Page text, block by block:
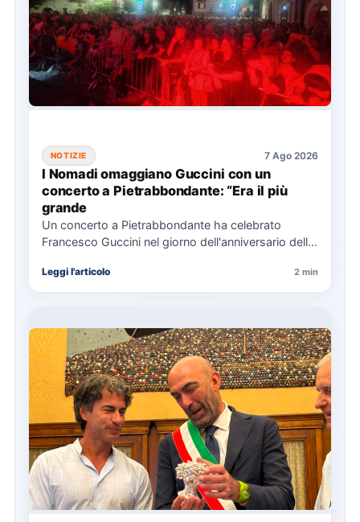
NOTIZIE 7 Ago 2026
I Nomadi omaggiano Guccini con un
concerto a Pietrabbondante: “Era il più
grande
Un concerto a Pietrabbondante ha celebrato
Francesco Guccini nel giorno dell'anniversario della
Leggi l'articolo 2 min